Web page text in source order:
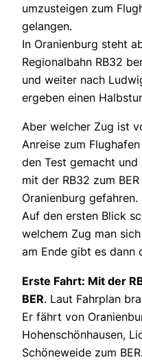
umzusteigen zum
gelangen.
In Oranienburg steht
Regionalbahn RB32
und weiter nach
ergeben einen
Aber welcher Zug ist
Anreise zum
den Test gemacht und
mit der RB32 zum
Oranienburg gefahren.
Auf den ersten Blick
welchem Zug man
am Ende gibt es dann
Erste Fahrt: Mit der
BER. Laut Fahrplan
Er fährt von
Hohenschönhausen,
Schöneweide zum BER.